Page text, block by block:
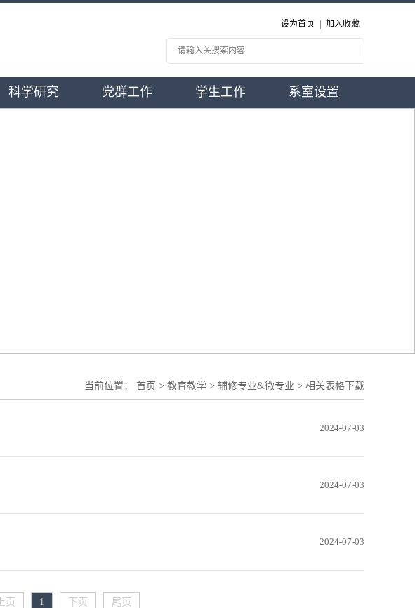
设为首页 加入收藏
科学研究 党群工作 学生工作 系室设置
当前位置： 首页 > 教育教学 > 辅修专业&微专业 > 相关表格下载
2024-07-03
2024-07-03
2024-07-03
上页 1 下页 尾页